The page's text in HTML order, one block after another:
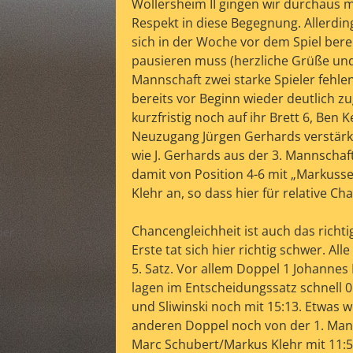
Wollersheim II gingen wir durchaus
Respekt in diese Begegnung.
sich in der Woche vor dem Spiel
pausieren muss (herzliche Grüße
Mannschaft zwei starke Spieler
bereits vor Beginn wieder deutlich
kurzfristig noch auf ihr Brett 6, Ben
Neuzugang Jürgen Gerhards
wie J. Gerhards aus der 3.
damit von Position 4-6 mit
Klehr an, so dass hier für relative
Chancengleichheit ist auch das
Erste tat sich hier richtig schwer.
5. Satz. Vor allem Doppel 1
lagen im Entscheidungssatz schnell
und Sliwinski noch mit 15:13. Etwas
anderen Doppel noch von der 1.
Marc Schubert/Markus Klehr mit